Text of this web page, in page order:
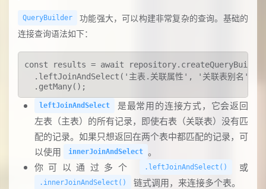
QueryBuilder
功能强大，可以构建非常复杂的查询。基础的
连接查询语法如下：
const results = await
  .leftJoinAndSelect('主表.关联属性', '关联表别名')
  .getMany();
leftJoinAndSelect
是最常用的连接方式，它会返回
左表（主表）的所有记录，即使右表（关联表）没有匹
配的记录。如果只想返回在两个表中都匹配的记录，可
以使用
innerJoinAndSelect
。
你可以通过多个
.leftJoinAndSelect() 或
.innerJoinAndSelect() 链式调用，来连接多个表。